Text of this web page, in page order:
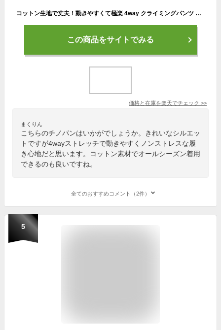
コットン生地で丈夫！動きやすくて極楽 4way クライミングパンツ チノパン ストレッチ レディース パンツ 女性 女性用 ズボン ボトムス テーパード おしゃれ ゆったり キャンプ 登山 自転車 アウトドア ゴルフ スポーツ トレッキングパンツ アウトドアパンツ ワークパンツ
この商品をサイトでみる
価格と在庫を楽天でチェック >>
まくりん
こちらのチノパンはいかがでしょうか。きれいなシルエッ
トですが4wayストレッチで動きやすくノンストレスな履
き心地だと思います。コットン素材でオールシーズン着用
できるのも良いですね。
全てのおすすめコメント（2件）
5